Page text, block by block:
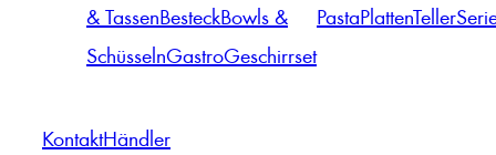
& TassenBesteckBowls &
SchüsselnGastroGeschirrset
PastaPlattenTeller
KontaktHändler